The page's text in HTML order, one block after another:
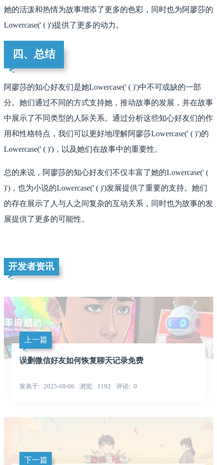
她的活泼和热情为故事增添了更多的色彩，同时也为阿廖莎的
Lowercase(' ( )')提供了更多的动力。
四、总结
阿廖莎的知心好友们是她Lowercase(' ( )')中不可或缺的一部
分。她们通过不同的方式支持她，推动故事的发展，并在故事
中展示了不同类型的人际关系。通过分析这些知心好友们的作
用和性格特点，我们可以更好地理解阿廖莎Lowercase(' ( )')的
Lowercase(' ( )')，以及她们在故事中的重要性。
总的来说，阿廖莎的知心好友们不仅丰富了她的Lowercase(' (
)')，也为小说的Lowercase(' ( )')发展提供了重要的支持。她们
的存在展示了人与人之间复杂的互动关系，同时也为故事的发
展提供了更多的可能性。
开发者资讯
上一篇
误删微信好友如何恢复聊天记录免费
发表于 2025-08-06 浏览 1192 评论 0
下一篇